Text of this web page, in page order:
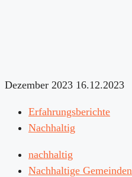
Dezember 2023 16.12.2023
Erfahrungsberichte
Nachhaltig
nachhaltig
Nachhaltige Gemeinden